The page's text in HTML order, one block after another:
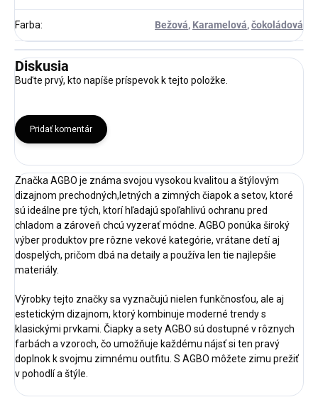
Farba: Bežová, Karamelová,čokoládová
Diskusia
Buďte prvý, kto napíše príspevok k tejto položke.
Pridať komentár
Značka AGBO je známa svojou vysokou kvalitou a štýlovým
dizajnom prechodných,letných a zimných čiapok a setov, ktoré
sú ideálne pre tých, ktorí hľadajú spoľahlivú ochranu pred
chladom a zároveň chcú vyzerať módne. AGBO ponúka široký
výber produktov pre rôzne vekové kategórie, vrátane detí aj
dospelých, pričom dbá na detaily a používa len tie najlepšie
materiály.
Výrobky tejto značky sa vyznačujú nielen funkčnosťou, ale aj
estetickým dizajnom, ktorý kombinuje moderné trendy s
klasickými prvkami. Čiapky a sety AGBO sú dostupné v rôznych
farbách a vzoroch, čo umožňuje každému nájsť si ten pravý
doplnok k svojmu zimnému outfitu. S AGBO môžete zimu prežiť
v pohodlí a štýle.